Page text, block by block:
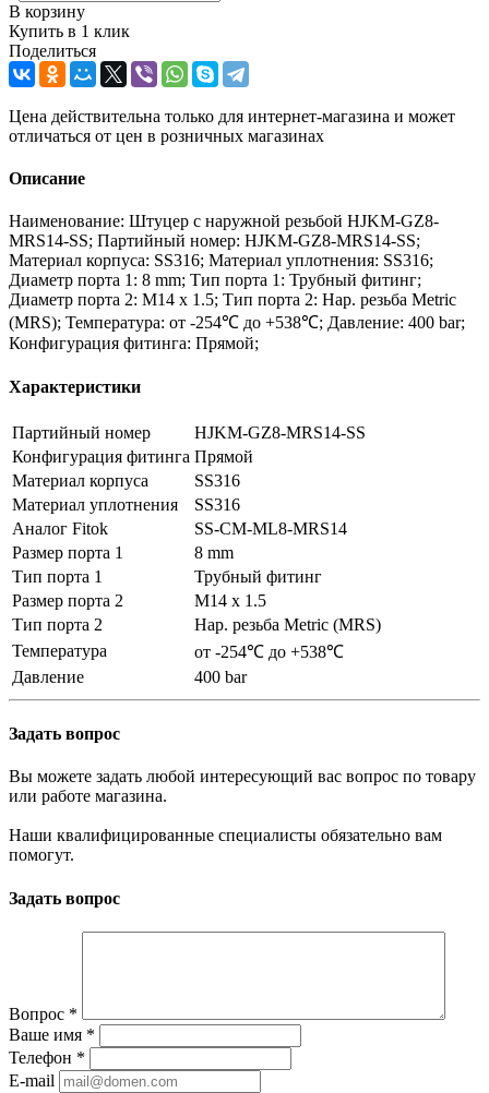
В корзину
Купить в 1 клик
Поделиться
Цена действительна только для интернет-магазина и может
отличаться от цен в розничных магазинах
Описание
Наименование: Штуцер с наружной резьбой HJKM-GZ8-
MRS14-SS; Партийный номер: HJKM-GZ8-MRS14-SS;
Материал корпуса: SS316; Материал уплотнения: SS316;
Диаметр порта 1: 8 mm; Тип порта 1: Трубный фитинг;
Диаметр порта 2: M14 x 1.5; Тип порта 2: Нар. резьба Metric
(MRS); Температура: от -254℃ до +538℃; Давление: 400 bar;
Конфигурация фитинга: Прямой;
Характеристики
Партийный номер
HJKM-GZ8-MRS14-SS
Конфигурация фитинга Прямой
Материал корпуса
SS316
Материал уплотнения
SS316
Аналог Fitok
SS-CM-ML8-MRS14
Размер порта 1
8 mm
Тип порта 1
Трубный фитинг
Размер порта 2
M14 x 1.5
Тип порта 2
Нар. резьба Metric (MRS)
Температура
от -254℃ до +538℃
Давление
400 bar
Задать вопрос
Вы можете задать любой интересующий вас вопрос по товару
или работе магазина.
Наши квалифицированные специалисты обязательно вам
помогут.
Задать вопрос
Вопрос *
Ваше имя *
Телефон *
E-mail